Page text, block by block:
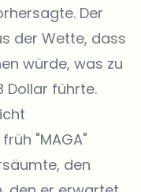
Der
der Wette, dass
würde, was zu
Dollar führte.
"MAGA"
den